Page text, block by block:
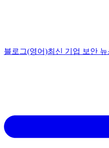
블로그(영어)최신 기업 보안